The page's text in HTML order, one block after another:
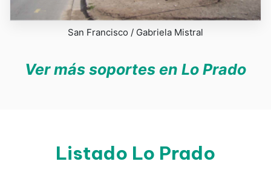
San Francisco / Gabriela Mistral
Ver más soportes en Lo Prado
Listado Lo Prado